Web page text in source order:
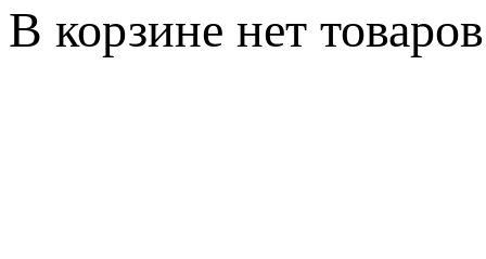
В корзине нет товаров